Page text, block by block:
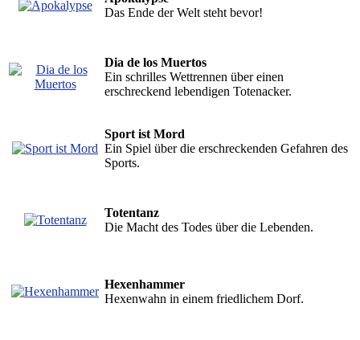
Das Ende der Welt steht bevor!
Dia de los Muertos
Ein schrilles Wettrennen über einen
erschreckend lebendigen Totenacker.
Sport ist Mord
Ein Spiel über die erschreckenden Gefahren des
Sports.
Totentanz
Die Macht des Todes über die Lebenden.
Hexenhammer
Hexenwahn in einem friedlichem Dorf.